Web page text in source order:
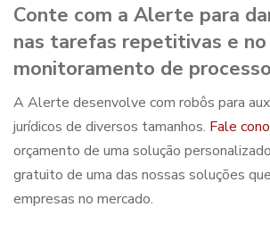
Conte com a Alerte para
nas tarefas repetitivas e no
monitoramento de
A Alerte desenvolve com robôs para
jurídicos de diversos tamanhos. Fale
orçamento de uma solução
gratuito de uma das nossas soluções
empresas no mercado.